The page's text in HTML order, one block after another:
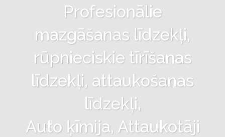
Profesionālie
mazgāšanas līdzekļi,
rūpnieciskie tīrīšanas
līdzekļi, attaukošanas
līdzekļi,
Auto ķīmija, Attaukotāji